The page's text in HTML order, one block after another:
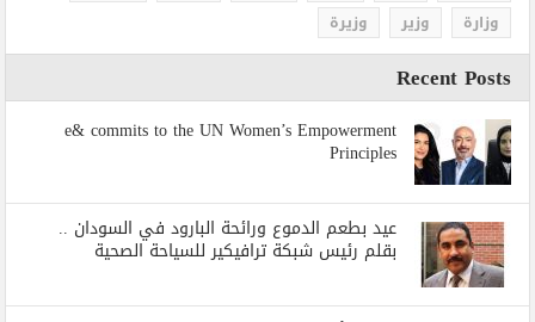
وزارة
وزير وزيرة
Recent Posts
e& commits to the UN Women’s Empowerment
Principles
عيد بطعم الدموع ورائحة البارود في السودان ..
بقلم رئيس شبكة ترافيكير للسياحة الصحية